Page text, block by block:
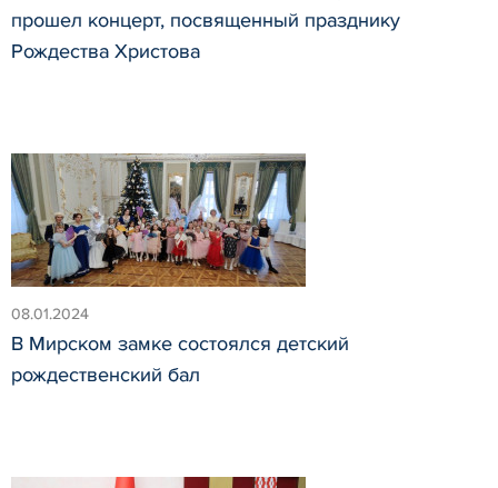
прошел концерт, посвященный празднику
Рождества Христова
08.01.2024
В Мирском замке состоялся детский
рождественский бал